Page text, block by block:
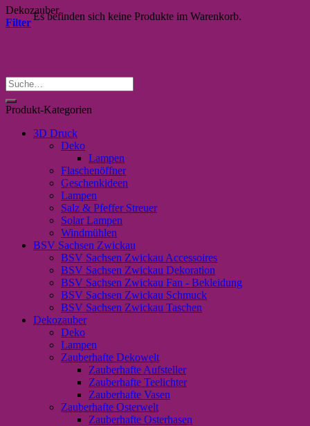
Es befinden sich keine Produkte im Warenkorb.
Dekozauber
Filter
Suche
nach:
Produkt-Kategorien
3D Druck
Deko
Lampen
Flaschenöffner
Geschenkideen
Lampen
Salz & Pfeffer Streuer
Solar Lampen
Windmühlen
BSV Sachsen Zwickau
BSV Sachsen Zwickau Accessoires
BSV Sachsen Zwickau Dekoration
BSV Sachsen Zwickau Fan - Bekleidung
BSV Sachsen Zwickau Schmuck
BSV Sachsen Zwickau Taschen
Dekozauber
Deko
Lampen
Zauberhafte Dekowelt
Zauberhafte Aufsteller
Zauberhafte Teelichter
Zauberhafte Vasen
Zauberhafte Osterwelt
Zauberhafte Osterhasen